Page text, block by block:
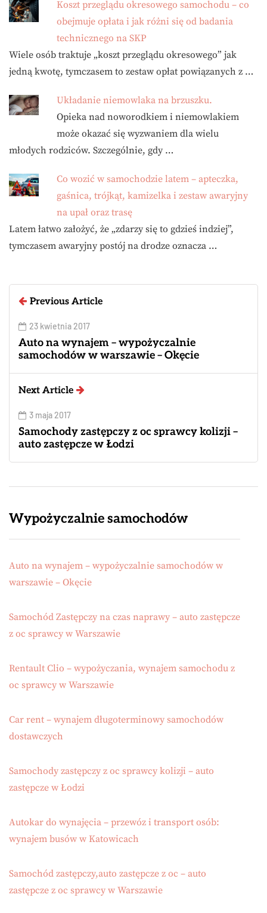
Koszt przeglądu okresowego samochodu – co
obejmuje opłata i jak różni się od badania
technicznego na SKP
Wiele osób traktuje „koszt przeglądu okresowego” jak
jedną kwotę, tymczasem to zestaw opłat powiązanych z …
Układanie niemowlaka na brzuszku.
Opieka nad noworodkiem i niemowlakiem
może okazać się wyzwaniem dla wielu
młodych rodziców. Szczególnie, gdy …
Co wozić w samochodzie latem – apteczka,
gaśnica, trójkąt, kamizelka i zestaw awaryjny
na upał oraz trasę
Latem łatwo założyć, że „zdarzy się to gdzieś indziej”,
tymczasem awaryjny postój na drodze oznacza …
Previous Article
23 kwietnia 2017
Auto na wynajem – wypożyczalnie
samochodów w warszawie – Okęcie
Next Article
3 maja 2017
Samochody zastępczy z oc sprawcy kolizji –
auto zastępcze w Łodzi
Wypożyczalnie samochodów
Auto na wynajem – wypożyczalnie samochodów w
warszawie – Okęcie
Samochód Zastępczy na czas naprawy – auto zastępcze
z oc sprawcy w Warszawie
Rentault Clio – wypożyczania, wynajem samochodu z
oc sprawcy w Warszawie
Car rent – wynajem długoterminowy samochodów
dostawczych
Samochody zastępczy z oc sprawcy kolizji – auto
zastępcze w Łodzi
Autokar do wynajęcia – przewóz i transport osób:
wynajem busów w Katowicach
Samochód zastępczy,auto zastępcze z oc – auto
zastępcze z oc sprawcy w Warszawie